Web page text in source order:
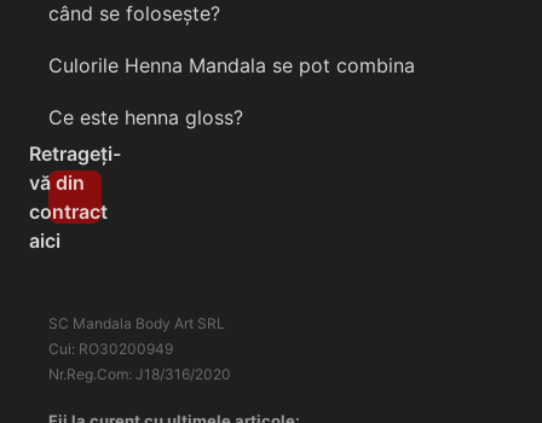
când se folosește?
Culorile Henna Mandala se pot combina
Ce este henna gloss?
Retrageți-
vă din
contract
aici
SC Mandala Body Art SRL
Cui: RO30200949
Nr.Reg.Com: J18/316/2020